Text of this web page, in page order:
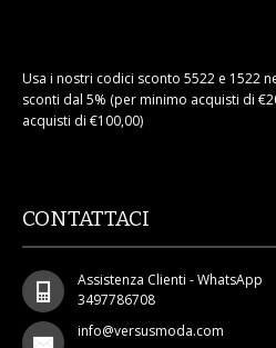
Usa i nostri codici sconto 5522 e 1522
sconti dal 5% (per minimo acquisti di
acquisti di €100,00)
CONTATTACI
Assistenza Clienti - WhatsApp
3497786708
info@versusmoda.com